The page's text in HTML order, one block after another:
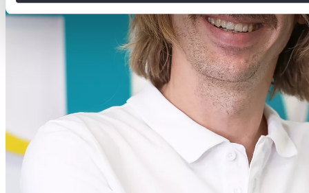
soziale Medien anbieten zu können und die Zugriffe auf
analysieren. Außerdem geben wir Informationen zu Ihrer
an unsere Partner für soziale Medien, Werbung und
führen diese Informationen möglicherweise mit weiteren
ihnen bereitgestellt haben oder die sie im Rahmen Ihrer
gesammelt haben. Die
Cookie-Einstellungenkönnen
Footer aufgerufen und angepasst werden.